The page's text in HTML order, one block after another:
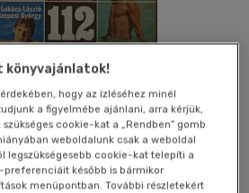
Megosztom
könyvajánlatok!
hogy az ízléséhez minél
a figyelmébe ajánlani, arra kérjük,
cookie-kat a „Rendben” gomb
weboldalunk csak a weboldal
legszükségesebb cookie-kat telepíti a
később is bármikor
menüpontban. További részletekért